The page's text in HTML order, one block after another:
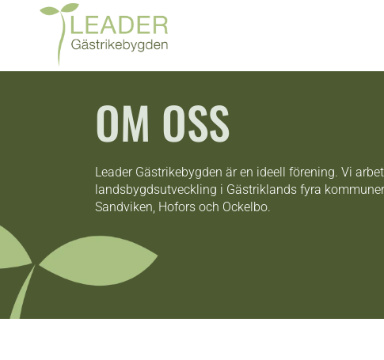
OM OSS
Leader Gästrikebygden är en ideell förening. Vi
landsbygdsutveckling i Gästriklands fyra
Sandviken, Hofors och Ockelbo.